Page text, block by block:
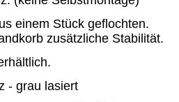
einem Stück geflochten.
zusätzliche Stabilität.
- grau lasiert